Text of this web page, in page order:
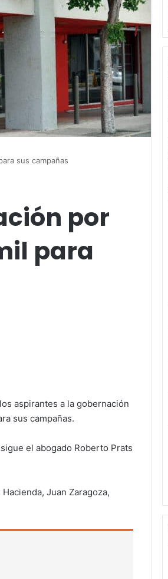
sus campañas
por
para
aspirantes a la gobernación
sus campañas.
el abogado Roberto Prats
Juan Zaragoza,